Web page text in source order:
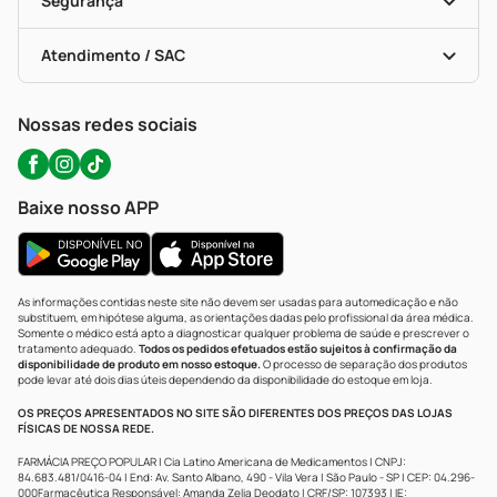
Troca E Devolução
Bulas De A A Z
Políticas De Marketplace
Testes Rápidos
Autoteste Covid-19
Certificado De Segurança
Portal Da Privacidade
Atendimento / SAC
WhatsApp (47) 9202-1687
Nossas redes sociais
Baixe nosso APP
As informações contidas neste site não devem ser usadas para automedicação e não
substituem, em hipótese alguma, as orientações dadas pelo profissional da área médica.
Somente o médico está apto a diagnosticar qualquer problema de saúde e prescrever o
tratamento adequado. Todos os pedidos efetuados estão sujeitos à confirmação da
disponibilidade de produto em nosso estoque.O processo de separação dos produtos
pode levar até dois dias úteis dependendo da disponibilidade do estoque em loja.
OS PREÇOS APRESENTADOS NO SITE SÃO DIFERENTES DOS PREÇOS DAS LOJAS
FÍSICAS DE NOSSA REDE.
FARMÁCIA PREÇO POPULAR | Cia Latino Americana de Medicamentos | CNPJ:
84.683.481/0416-04 | End: Av. Santo Albano, 490 - Vila Vera | São Paulo - SP | CEP: 04.296-
000Farmacêutica Responsável: Amanda Zelia Deodato | CRF/SP: 107393 | IE: